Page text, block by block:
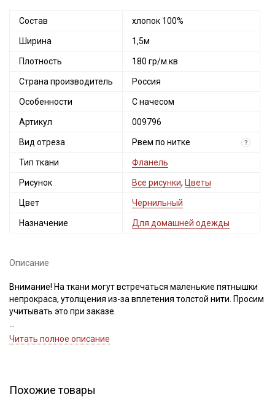
Состав хлопок 100%
Ширина 1,5м
Плотность 180 гр/м.кв
Страна производитель Россия
Особенности С начесом
Артикул 009796
Вид отреза Рвем по нитке ?
Тип ткани Фланель
Рисунок Все рисунки, Цветы
Цвет Чернильный
Назначение Для домашней одежды
Описание
Внимание! На ткани могут встречаться маленькие пятнышки
непрокраса, утолщения из-за вплетения толстой нити. Просим
учитывать это при заказе.
Натуральная хлопковая ткань с мягким начесом, тактильно
сминаемость, со временем склонна к скатыванию.
По-домашнему уютная ткань активно используется
Читать полное описание
Похожие товары